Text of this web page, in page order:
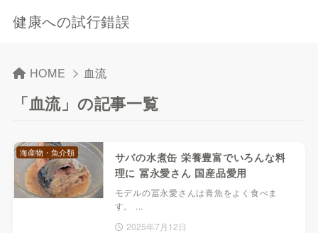
健康への試行錯誤
HOME 血流
「血流」の記事一覧
サバの水煮缶 栄養豊富でいろんな料
理に 冨永愛さん 国産品愛用
モデルの冨永愛さんは青魚をよく食べま
す。 ...
2025年7月12日
海産物・魚介類